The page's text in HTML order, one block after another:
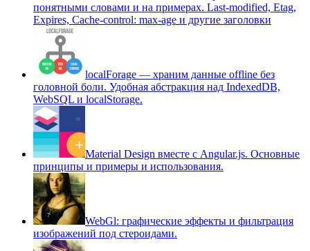
понятными словами и на примерах. Last-modified, Etag,
Expires, Cache-control: max-age и другие заголовки
localForage — храним данные offline без
головной боли. Удобная абстракция над IndexedDB,
WebSQL и localStorage.
Material Design вместе с Angular.js. Основные
принципы и примеры и использования.
WebGl: графические эффекты и фильтрация
изображений под стероидами.